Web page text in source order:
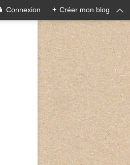
Connexion + Créer mon blog